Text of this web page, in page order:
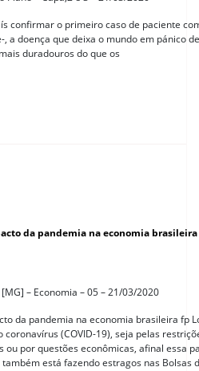
confirmar o primeiro caso de paciente
a doença que deixa o mundo em pánico
duradouros do que os
da pandemia na economia brasileira
– Economia – 05 – 21/03/2020
da pandemia na economia brasileira fp
coronavírus (COVID-19), seja pelas
ou por questões econômicas, afinal essa
está fazendo estragos nas Bolsas